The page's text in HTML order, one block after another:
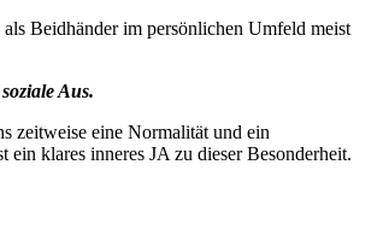
Beidhänder im persönlichen Umfeld meist
Aus.
zeitweise eine Normalität und ein
klares inneres JA zu dieser Besonderheit.